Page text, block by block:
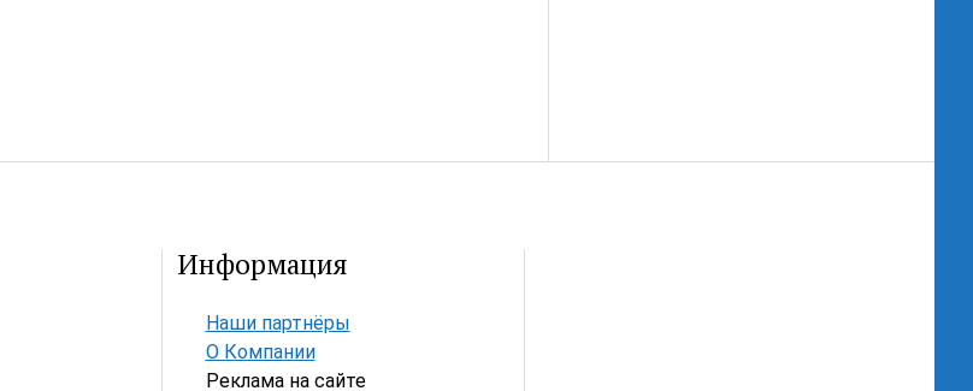
Информация
Наши партнёры
О Компании
Реклама на сайте